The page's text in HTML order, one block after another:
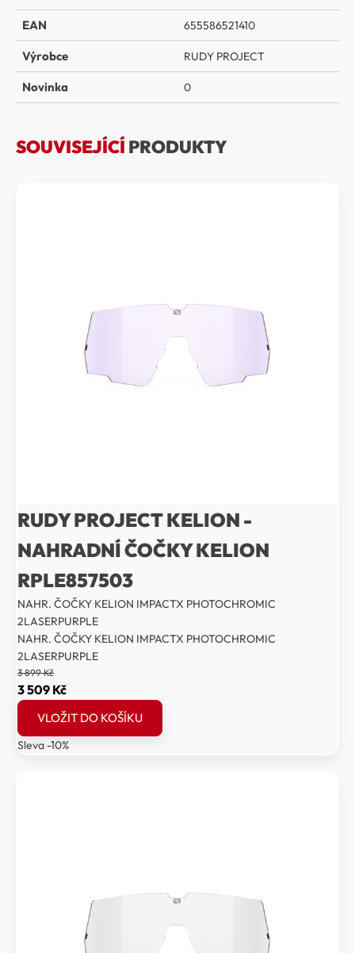
EAN 655586521410
Výrobce RUDY PROJECT
Novinka 0
SOUVISEJÍCÍ PRODUKTY
RUDY PROJECT KELION -
NAHRADNÍ ČOČKY KELION
RPLE857503
NAHR. ČOČKY KELION IMPACTX PHOTOCHROMIC
2LASERPURPLE
NAHR. ČOČKY KELION IMPACTX PHOTOCHROMIC
2LASERPURPLE
3 899Kč
Původní
cena
byla:
3
3 509 KčAktuální
3
VLOŽIT DO KOŠÍKU
Sleva -10%